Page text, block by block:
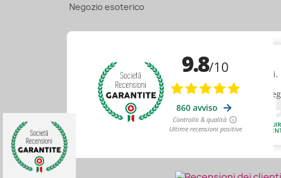
Negozio esoterico